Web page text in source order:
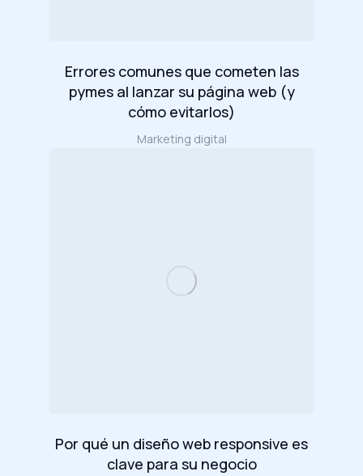
Errores comunes que cometen las
pymes al lanzar su página web (y
cómo evitarlos)
Marketing digital
Por qué un diseño web responsive es
clave para su negocio